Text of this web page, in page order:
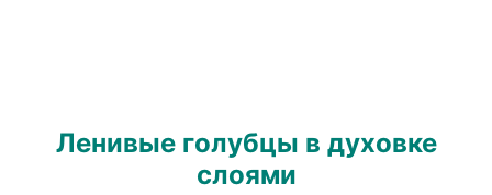
Ленивые голубцы в духовке
слоями